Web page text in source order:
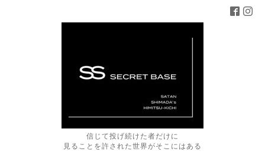
信じて投げ続けた者だけに
見ることを許された世界がそこにはある